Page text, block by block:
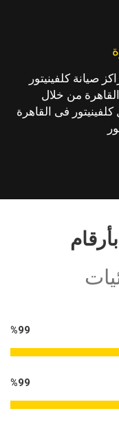
صيانة كلفينيتور
من خلال
فى القاهرة
%99
%99